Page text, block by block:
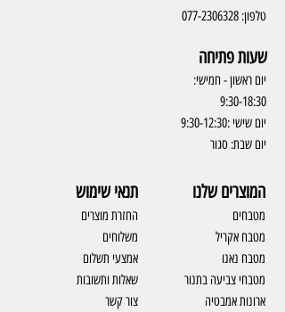
טלפון: 077-2306328
שעות פתיחה
יום ראשון - חמישי:
9:30-18:30
יום שישי :9:30-12:30
יום שבת: סגור
תנאי שימוש
החזרת מוצרים
משלוחים
אמצעי תשלום
שאלות ותשובות
צור קשר
המוצרים שלנו
מטבחים
מטבח אקריל
מטבח נאנו
מטבחי צביעה בתנור
ארונות אמבטיה